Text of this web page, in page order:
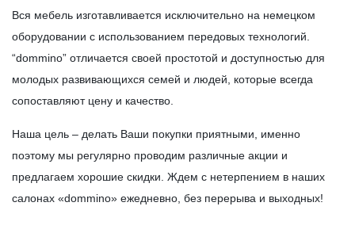
Вся мебель изготавливается исключительно на немецком
оборудовании с использованием передовых технологий.
“dommino” отличается своей простотой и доступностью для
молодых развивающихся семей и людей, которые всегда
сопоставляют цену и качество.
Наша цель – делать Ваши покупки приятными, именно
поэтому мы регулярно проводим различные акции и
предлагаем хорошие скидки. Ждем с нетерпением в наших
салонах «dommino» ежедневно, без перерыва и выходных!